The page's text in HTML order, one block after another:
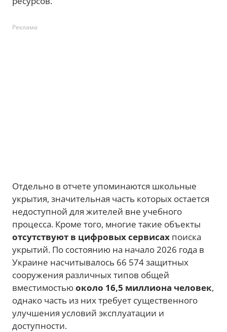
Реклама
Отдельно в отчете упоминаются школьные
укрытия, значительная часть которых остается
недоступной для жителей вне учебного
процесса. Кроме того, многие такие объекты
отсутствуют в цифровых сервисах поиска
укрытий. По состоянию на начало 2026 года в
Украине насчитывалось 66 574 защитных
сооружения различных типов общей
вместимостьюоколо 16,5 миллиона человек,
однако часть из них требует существенного
улучшения условий эксплуатации и
доступности.